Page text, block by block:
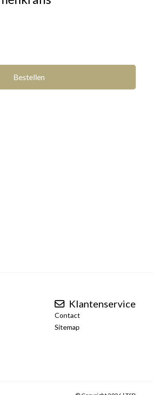
Bestellen
Klantenservice
Contact
Sitemap